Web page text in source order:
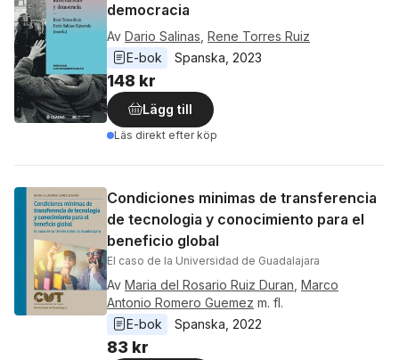
democracia
Av Dario Salinas Rene Torres Ruiz
E-bok
Spanska 2023
148 kr
Lägg till
Läs direkt efter köp
Condiciones minimas de transferencia
de tecnologia y conocimiento para el
beneficio global
El caso de la Universidad de Guadalajara
Av Maria del Rosario Ruiz Duran Marco
Antonio Romero Guemez m. fl.
E-bok
Spanska 2022
83 kr